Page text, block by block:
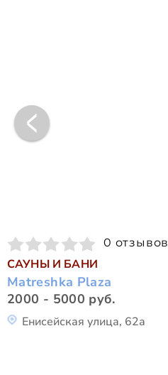
0 отзывов
САУНЫ И БАНИ
Matreshka Plaza
2000 - 5000 руб.
Енисейская улица, 62а